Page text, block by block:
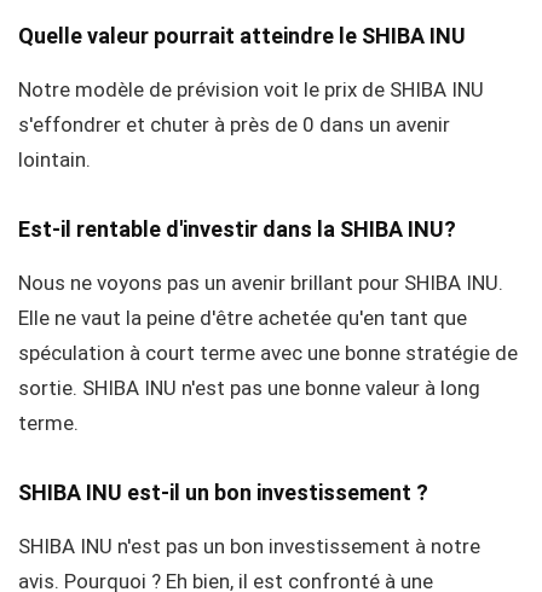
Quelle valeur pourrait atteindre le SHIBA INU
Notre modèle de prévision voit le prix de SHIBA INU
s'effondrer et chuter à près de 0 dans un avenir
lointain.
Est-il rentable d'investir dans la SHIBA INU?
Nous ne voyons pas un avenir brillant pour SHIBA INU.
Elle ne vaut la peine d'être achetée qu'en tant que
spéculation à court terme avec une bonne stratégie de
sortie. SHIBA INU n'est pas une bonne valeur à long
terme.
SHIBA INU est-il un bon investissement ?
SHIBA INU n'est pas un bon investissement à notre
avis. Pourquoi ? Eh bien, il est confronté à une